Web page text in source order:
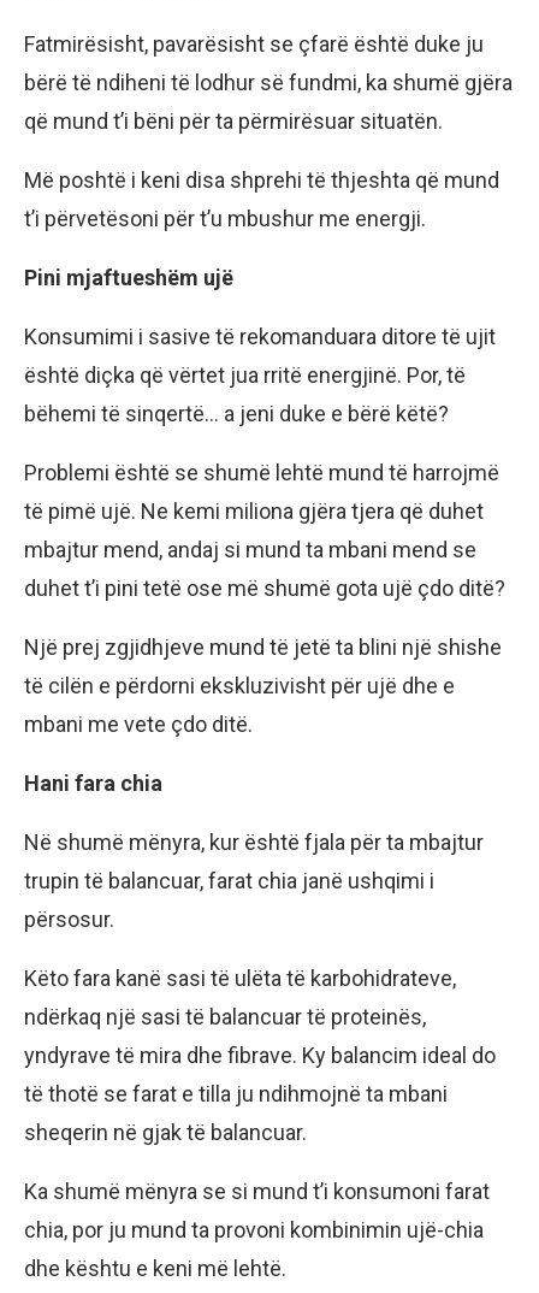
Fatmirësisht, pavarësisht se çfarë është duke ju
bërë të ndiheni të lodhur së fundmi, ka shumë gjëra
që mund t’i bëni për ta përmirësuar situatën.
Më poshtë i keni disa shprehi të thjeshta që mund
t’i përvetësoni për t’u mbushur me energji.
Pini mjaftueshëm ujë
Konsumimi i sasive të rekomanduara ditore të ujit
është diçka që vërtet jua rritë energjinë. Por, të
bëhemi të sinqertë… a jeni duke e bërë këtë?
Problemi është se shumë lehtë mund të harrojmë
të pimë ujë. Ne kemi miliona gjëra tjera që duhet
mbajtur mend, andaj si mund ta mbani mend se
duhet t’i pini tetë ose më shumë gota ujë çdo ditë?
Një prej zgjidhjeve mund të jetë ta blini një shishe
të cilën e përdorni ekskluzivisht për ujë dhe e
mbani me vete çdo ditë.
Hani fara chia
Në shumë mënyra, kur është fjala për ta mbajtur
trupin të balancuar, farat chia janë ushqimi i
përsosur.
Këto fara kanë sasi të ulëta të karbohidrateve,
ndërkaq një sasi të balancuar të proteinës,
yndyrave të mira dhe fibrave. Ky balancim ideal do
të thotë se farat e tilla ju ndihmojnë ta mbani
sheqerin në gjak të balancuar.
Ka shumë mënyra se si mund t’i konsumoni farat
chia, por ju mund ta provoni kombinimin ujë-chia
dhe kështu e keni më lehtë.